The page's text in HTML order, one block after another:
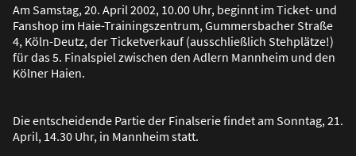
Am Samstag, 20. April 2002, 10.00 Uhr, beginnt im Ticket- und
Fanshop im Haie-Trainingszentrum, Gummersbacher Straße
4, Köln-Deutz, der Ticketverkauf (ausschließlich Stehplätze!)
für das 5. Finalspiel zwischen den Adlern Mannheim und den
Kölner Haien.
Die entscheidende Partie der Finalserie findet am Sonntag, 21.
April, 14.30 Uhr, in Mannheim statt.